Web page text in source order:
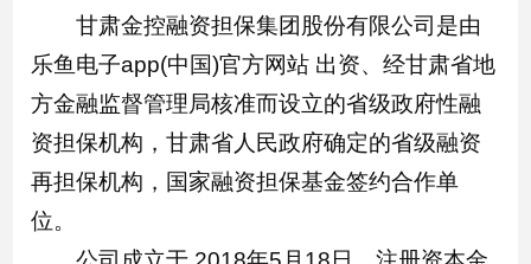
甘肃金控融资担保集团股份有限公司是由
乐鱼电子app(中国)官方网站 出资、经甘肃省地
方金融监督管理局核准而设立的省级政府性融
资担保机构，甘肃省人民政府确定的省级融资
再担保机构，国家融资担保基金签约合作单
位。